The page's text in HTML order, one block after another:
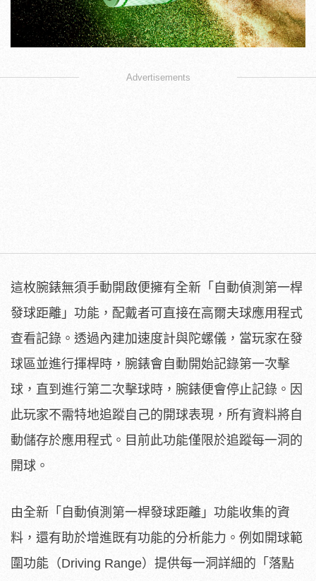
Advertisements
這枚腕錶無須手動開啟便擁有全新「自動偵測第一桿
發球距離」功能，配戴者可直接在高爾夫球應用程式
查看記錄。透過內建加速度計與陀螺儀，當玩家在發
球區並進行揮桿時，腕錶會自動開始記錄第一次擊
球，直到進行第二次擊球時，腕錶便會停止記錄。因
此玩家不需特地追蹤自己的開球表現，所有資料將自
動儲存於應用程式。目前此功能僅限於追蹤每一洞的
開球。
由全新「自動偵測第一桿發球距離」功能收集的資
料，還有助於增進既有功能的分析能力。例如開球範
圍功能（Driving Range）提供每一洞詳細的「落點